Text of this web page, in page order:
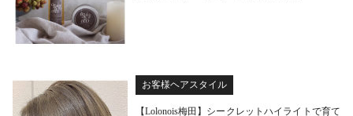
お客様ヘアスタイル
【Lolonois梅田】シークレットハイライトで育て